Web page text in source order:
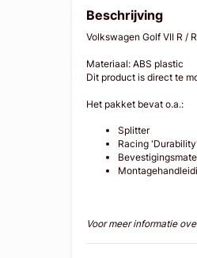
Beschrijving
Volkswagen Golf VII R /
Materiaal: ABS plastic
Dit product is direct te
Het pakket bevat o.a.:
Splitter
Racing
Voor meer informatie